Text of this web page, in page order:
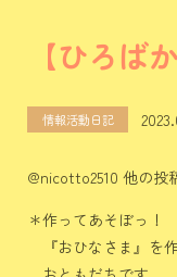
【ひろば
情報活動日記
@nicotto2510 他の投
＊作ってあそぼっ！
『おひなさま』を